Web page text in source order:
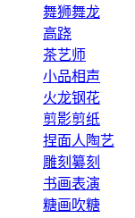
舞狮舞龙
高跷
茶艺师
小品相声
火龙钢花
剪影剪纸
捏面人陶艺
雕刻纂刻
书画表演
糖画吹糖